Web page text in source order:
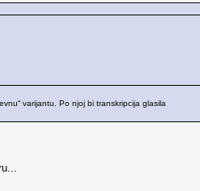
varijantu. Po njoj bi transkripcija glasila